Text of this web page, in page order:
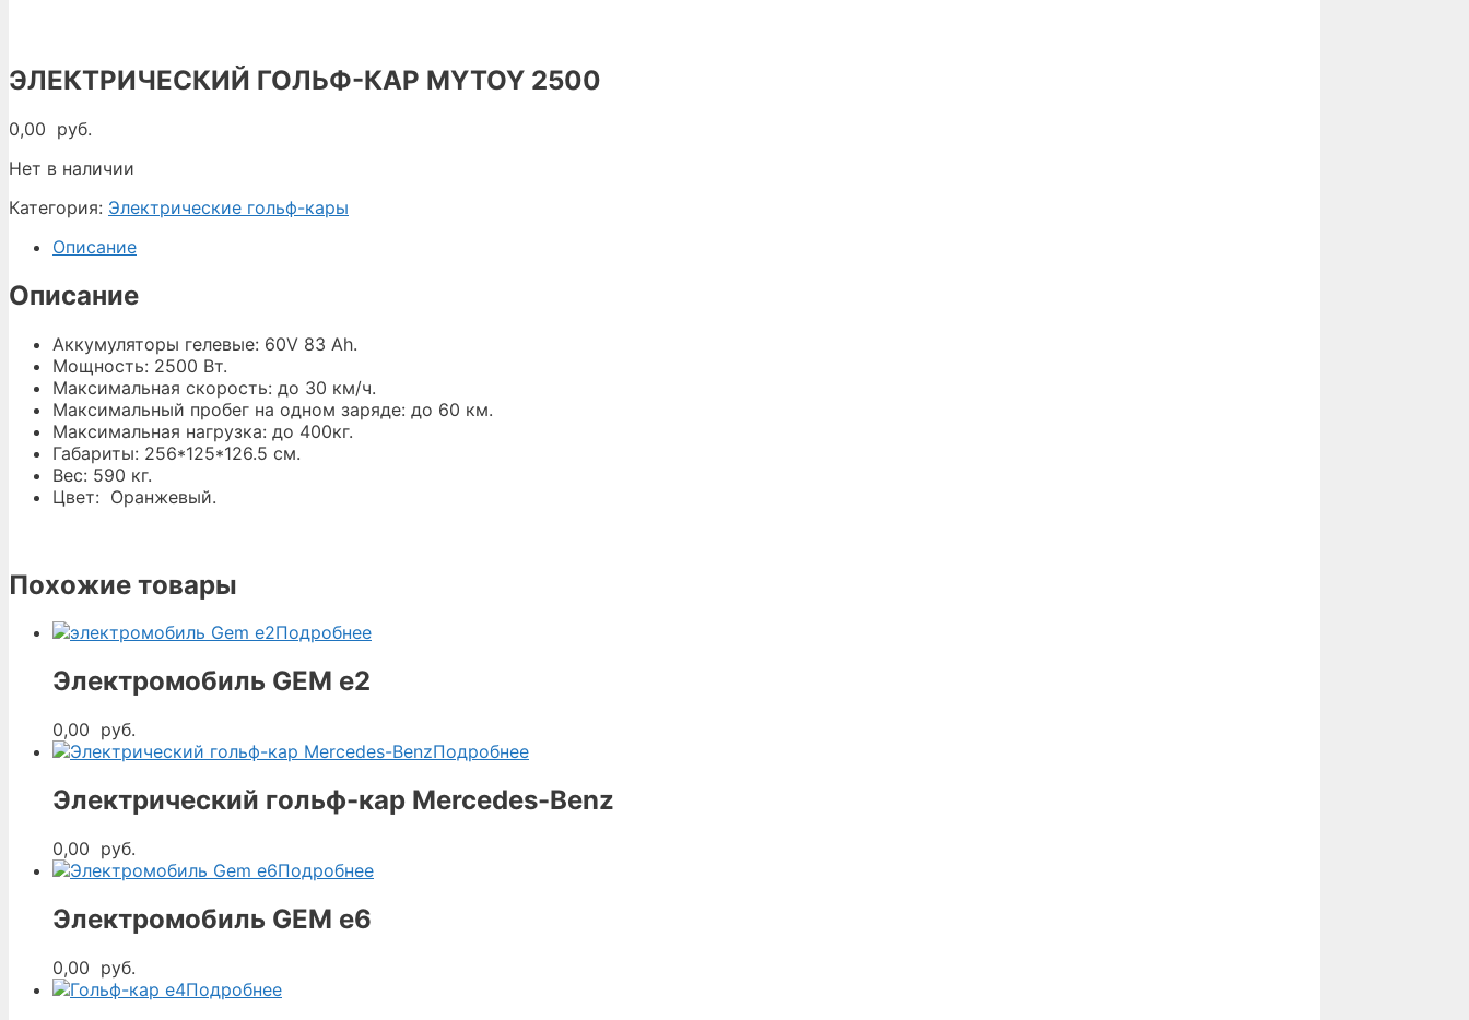
ЭЛЕКТРИЧЕСКИЙ ГОЛЬФ-КАР MYTOY 2500
0,00 руб.
Нет в наличии
Категория: Электрические гольф-кары
Описание
Описание
Аккумуляторы гелевые: 60V 83 Ah.
Мощность: 2500 Вт.
Максимальная скорость: до 30 км/ч.
Максимальный пробег на одном заряде: до 60 км.
Максимальная нагрузка: до 400кг.
Габариты: 256*125*126.5 см.
Вес: 590 кг.
Цвет: Оранжевый.
Похожие товары
Подробнее
Электромобиль GEM e2
0,00 руб.
Подробнее
Электрический гольф-кар Mercedes-Benz
0,00 руб.
Подробнее
Электромобиль GEM e6
0,00 руб.
Подробнее